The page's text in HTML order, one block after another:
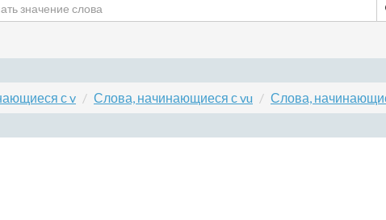
с v Слова, начинающиеся с vu Слова,